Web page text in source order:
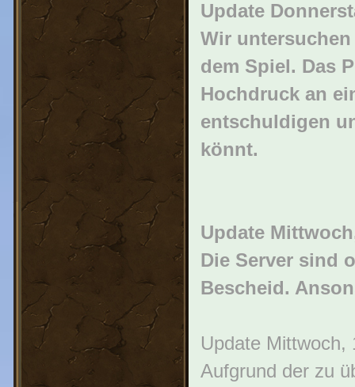
Update
Wir
dem Spiel. Das
Hochdruck an
entschuldigen
könnt.
Update
Die Server sind
Bescheid.
Update Mittwoch,
Aufgrund der zu